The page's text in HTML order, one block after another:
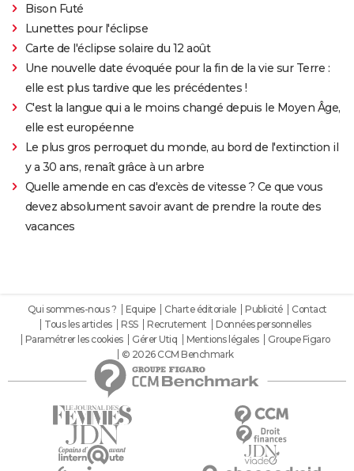
Bison Futé
Lunettes pour l'éclipse
Carte de l'éclipse solaire du 12 août
Une nouvelle date évoquée pour la fin de la vie sur Terre :
elle est plus tardive que les précédentes !
C'est la langue qui a le moins changé depuis le Moyen Âge,
elle est européenne
Le plus gros perroquet du monde, au bord de l'extinction il
y a 30 ans, renaît grâce à un arbre
Quelle amende en cas d'excès de vitesse ? Ce que vous
devez absolument savoir avant de prendre la route des
vacances
Qui sommes-nous ? Equipe Charte éditoriale Publicité
Contact
Tous les articles
RSS Recrutement
Données personnelles
Paramétrer les cookies
Gérer Utiq Mentions légales
Groupe Figaro
© 2026 CCM Benchmark